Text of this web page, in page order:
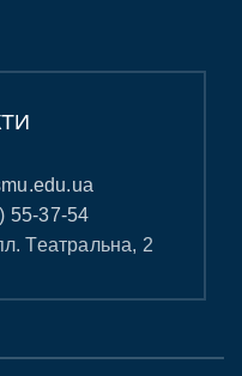
55-37-54
Театральна, 2